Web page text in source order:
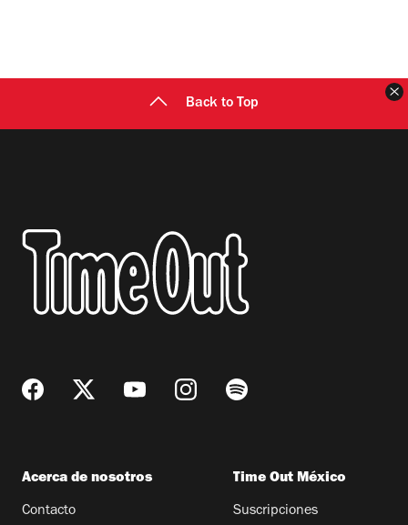
Back to Top
Acerca de nosotros
Contacto
Time Out México
Suscripciones